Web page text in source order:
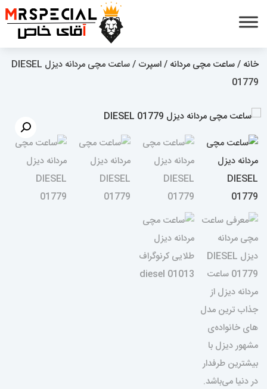
خانه /ساعت مچی مردانه /اسپرت
/ ساعت مچی مردانه دیزل DIESEL
01779